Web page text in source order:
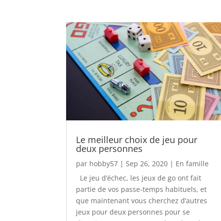
Le meilleur choix de jeu pour
deux personnes
par hobby57 |Sep 26, 2020 | En famille
Le jeu d’échec, les jeux de go ont fait
partie de vos passe-temps habituels, et
que maintenant vous cherchez d’autres
jeux pour deux personnes pour se